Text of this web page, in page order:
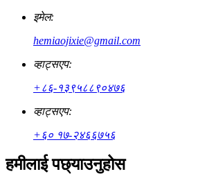
इमेल:
hemiaojixie@gmail.com
व्हाट्सएप:
+८६-१३९५८८९०४७६
व्हाट्सएप:
+६० १७-२४६६७५६
हमीलाई पछ्याउनुहोस